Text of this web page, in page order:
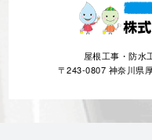
屋根工事・防水
〒243-0807 神奈川県